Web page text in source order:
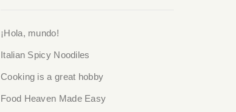
¡Hola, mundo!
Italian Spicy Noodiles
Cooking is a great hobby
Food Heaven Made Easy